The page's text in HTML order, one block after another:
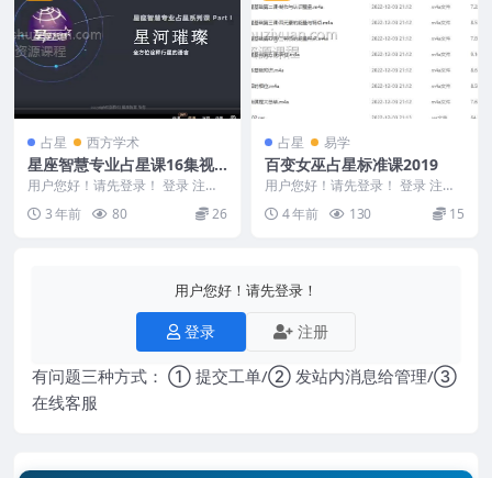
占星 西方学术
星座智慧专业占星课16集视
频课程
用户您好！请先登录！ 登录 注册
星座智慧专业占星课 Y2306-3-1 ├
──...3 年前 80 26
占星 易学
百变女巫占星标准课2019
用户您好！请先登录！ 登录 注册
百变女巫占星标准课2019 223302
-00...4 年前 130 15
用户您好！请先登录！
登录 注册
有问题三种方式： ① 提交工单/② 发站内消息给管理/③
在线客服